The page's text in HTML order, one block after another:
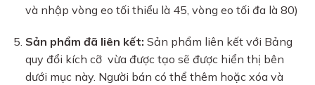
và nhập vòng eo tối thiểu là 45, vòng eo tối đa là 80)
Sản phẩm đã liên kết: Sản phẩm liên kết với Bảng
quy đổi kích cỡ vừa được tạo sẽ được hiển thị bên
dưới mục này. Người bán có thể thêm hoặc xóa và